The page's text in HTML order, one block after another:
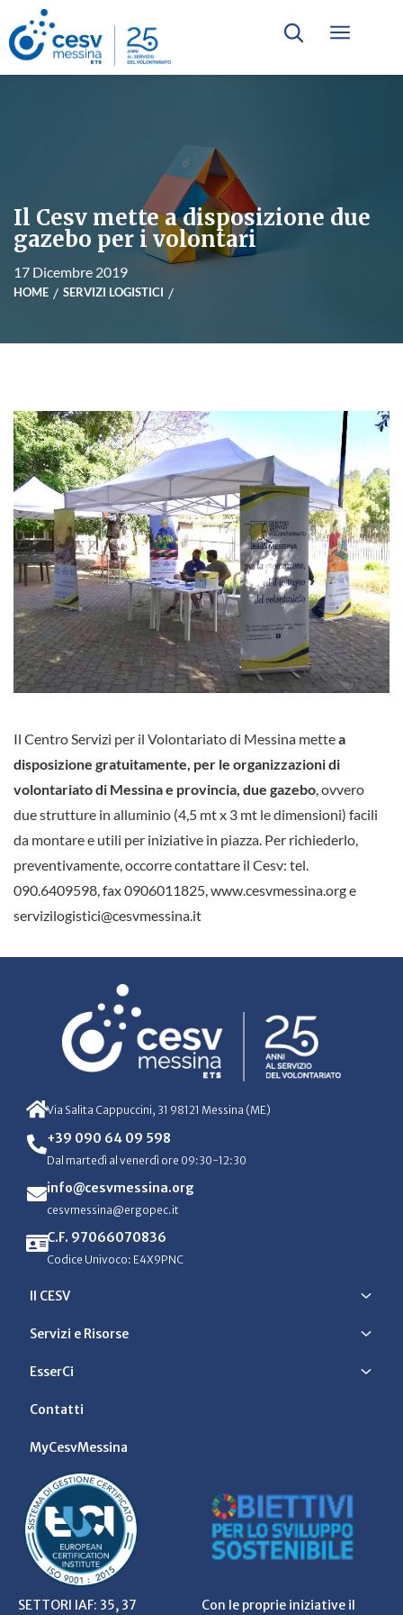
Il Cesv mette a disposizione due
gazebo per i volontari
17 Dicembre 2019
HOME SERVIZI LOGISTICI
Il Centro Servizi per il Volontariato di Messina mettea
disposizione gratuitamente, per le organizzazioni di
volontariato di Messina e provincia, due gazebo, ovvero
due strutture in alluminio (4,5 mt x 3 mt le dimensioni) facili
da montare e utili per iniziative in piazza. Per richiederlo,
preventivamente, occorre contattare il Cesv: tel.
090.6409598, fax 0906011825, www.cesvmessina.org e
servizilogistici@cesvmessina.it
Via Salita Cappuccini, 31 98121 Messina (ME)
+39 090 64 09 598
Dal martedì al venerdì ore 09:30-12:30
info@cesvmessina.org
cesvmessina@ergopec.it
C.F. 97066070836
Codice Univoco: E4X9PNC
Il CESV
Servizi e Risorse
EsserCi
Contatti
MyCesvMessina
SETTORI IAF: 35, 37 Con le proprie iniziative il